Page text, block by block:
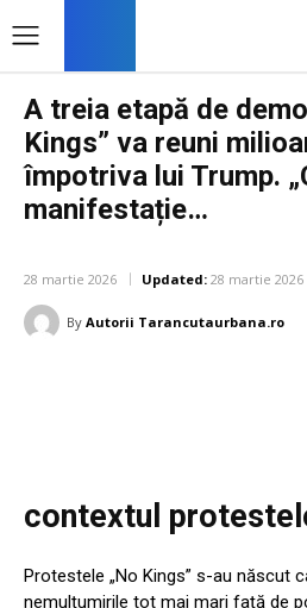
A treia etapă de
Kings” va reuni
împotriva lui Trump.
manifestație…
28 martie 2026 Updated: 28 martie 2026
By Autorii Tarancutaurbana.ro
contextul
Protestele „No Kings” s-au născut
nemulțumirile tot mai mari față de